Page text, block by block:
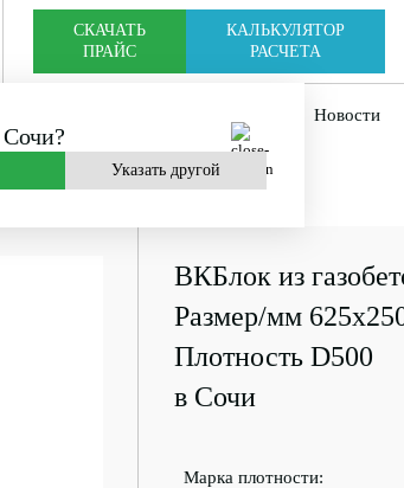
Сочи?
Указать другой
CКАЧАТЬ
ПРАЙС
КАЛЬКУЛЯТОР
РАСЧЕТА
Новости
ВКБлок из
Размер/мм
Плотность D500
в Сочи
Марка плотности: